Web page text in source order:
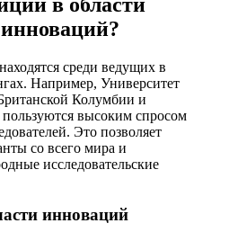
среди ведущих в
Например, Университет
Колумбии и
высоким спросом
Это позволяет
со всего мира и
исследовательские
инноваций